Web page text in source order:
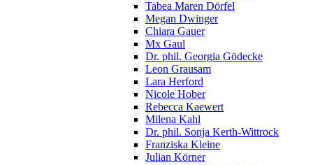
Tabea Maren Dörfel
Megan Dwinger
Chiara Gauer
Mx Gaul
Dr. phil. Georgia Gödecke
Leon Grausam
Lara Herford
Nicole Hober
Rebecca Kaewert
Milena Kahl
Dr. phil. Sonja Kerth-Wittrock
Franziska Kleine
Julian Körner